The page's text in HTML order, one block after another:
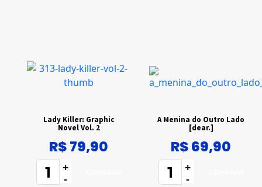
Lady Killer: Graphic
Novel Vol. 2
R$ 79,90
+
-
A Menina do Outro Lado
[dear.]
R$ 69,90
+
-